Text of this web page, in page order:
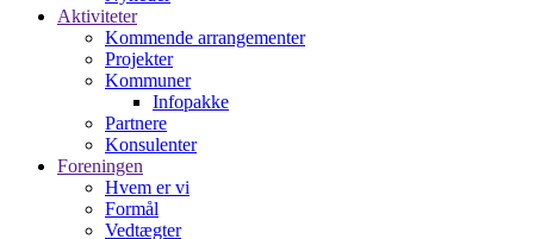
Aktiviteter
Kommende arrangementer
Projekter
Kommuner
Infopakke
Partnere
Konsulenter
Foreningen
Hvem er vi
Formål
Vedtægter